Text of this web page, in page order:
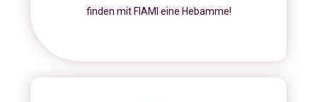
finden mit FIAMI eine Hebamme!